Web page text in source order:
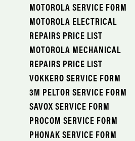
MOTOROLA SERVICE FORM
MOTOROLA ELECTRICAL
REPAIRS PRICE LIST
MOTOROLA MECHANICAL
REPAIRS PRICE LIST
VOKKERO SERVICE FORM
3M PELTOR SERVICE FORM
SAVOX SERVICE FORM
PROCOM SERVICE FORM
PHONAK SERVICE FORM